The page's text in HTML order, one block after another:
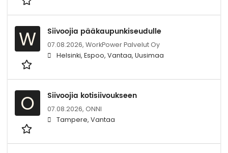
W Siivoojia pääkaupunkiseudulle
07.08.2026, WorkPower Palvelut Oy
Helsinki, Espoo, Vantaa, Uusimaa
O Siivoojia kotisiivoukseen
07.08.2026, ONNI
Tampere, Vantaa